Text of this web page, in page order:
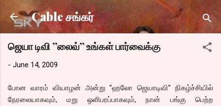
Skip to main content
Cable சங்கர்
ஜெயா டிவி ”லைவ்” உங்கள் பார்வைக்கு
- June 14, 2009
போன வாரம் வியாழன் அன்று ”ஹலோ ஜெயாடிவி” நிகழ்ச்சியில்
நேரலையாகவும், மறு ஒளிபரப்பாகவும், நான் பங்கு பெற்ற